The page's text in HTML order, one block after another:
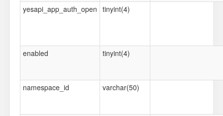
yesapi_app_auth_open tinyint(4)
enabled tinyint(4)
namespace_id varchar(50)